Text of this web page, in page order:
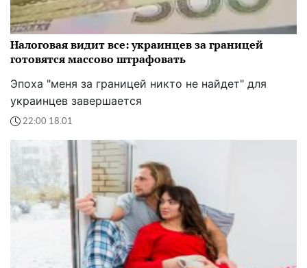
Налоговая видит все: украинцев за границей
готовятся массово штрафовать
Эпоха "меня за границей никто не найдет" для
украинцев завершается
22:00 18.01